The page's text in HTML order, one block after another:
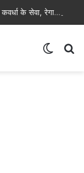
बोल बम” के जयघोष मं शिवभक्त मन ला जिला प्रेस क्लब कवर्धा के सेवा, रेगाखार चौक मं स्वल्पाहार पाय के गदगद होइस पदयात्री